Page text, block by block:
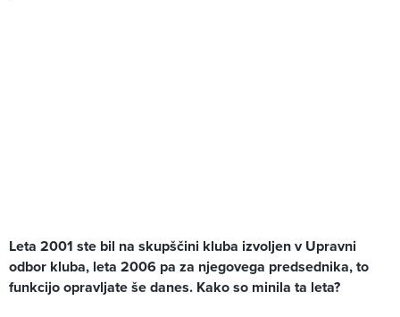
Leta 2001 ste bil na skupščini kluba izvoljen v Upravni
odbor kluba, leta 2006 pa za njegovega predsednika, to
funkcijo opravljate še danes. Kako so minila ta leta?